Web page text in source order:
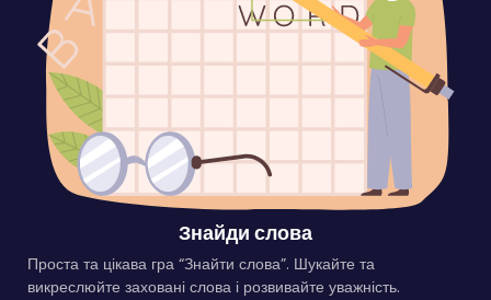
Знайди слова
Проста та цікава гра “Знайти слова”. Шукайте та
викреслюйте заховані слова і розвивайте уважність.